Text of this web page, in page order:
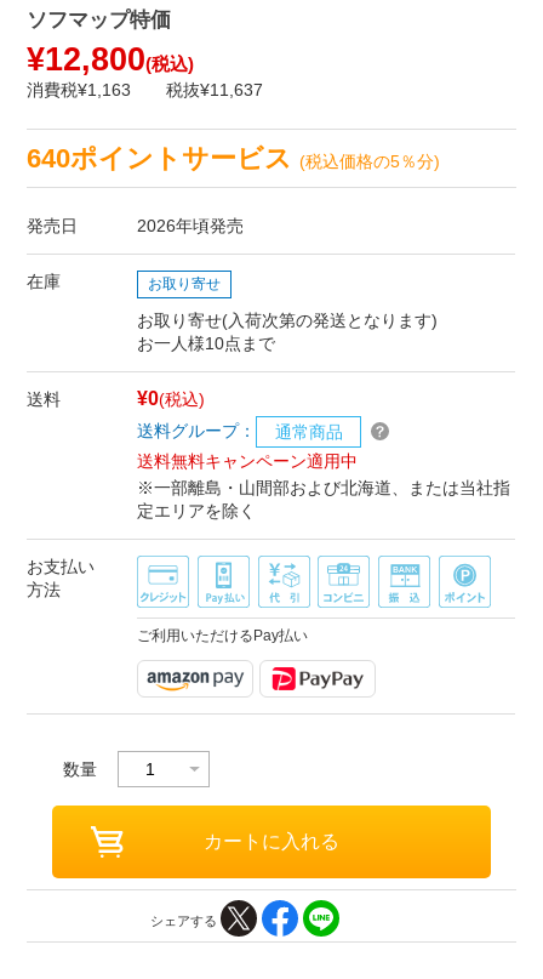
ソフマップ特価
¥12,800(税込)
消費税¥1,163 税抜¥11,637
640ポイントサービス(税込価格の5％分)
発売日 2026年頃発売
在庫 お取り寄せ
お取り寄せ(入荷次第の発送となります)
お一人様10点まで
送料 ¥0(税込)
送料グループ：
通常商品
送料無料キャンペーン適用中
※一部離島・山間部および北海道、または当社指
定エリアを除く
お支払い
方法
ご利用いただけるPay払い
数量
シェアする